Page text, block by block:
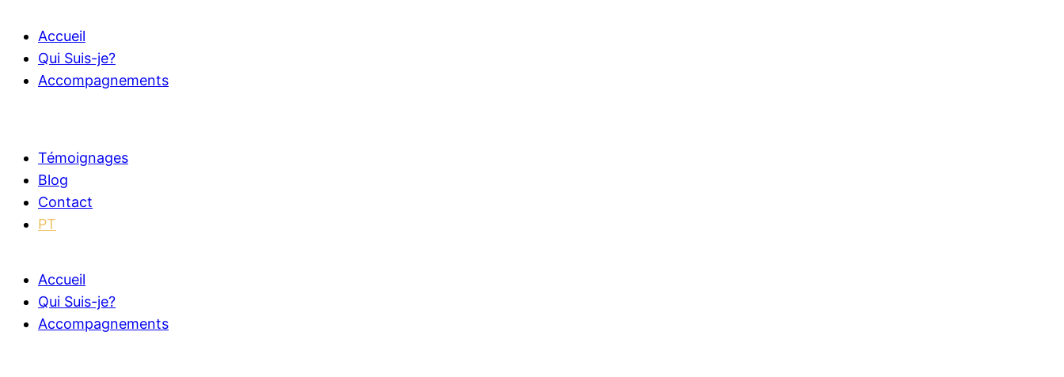
Accueil
Qui Suis-je?
Accompagnements
Témoignages
Blog
Contact
PT
Accueil
Qui Suis-je?
Accompagnements